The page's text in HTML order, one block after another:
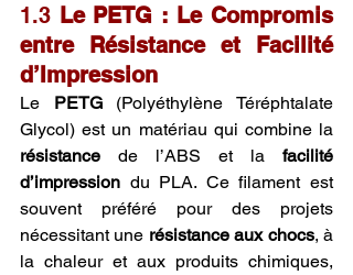
1.3 Le PETG : Le Compromis
entre Résistance et Facilité
d’Impression
Le PETG (Polyéthylène Téréphtalate
résistance de l’ABS et la facilité
d’impression du PLA. Ce filament est
souvent préféré pour des projets
nécessitant une résistance aux chocs, à
la chaleur et aux produits chimiques,